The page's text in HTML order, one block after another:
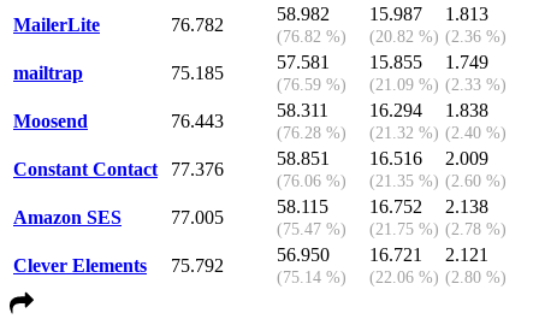
MailerLite 76.782
58.982
(76.82 %)
15.987
(20.82 %)
1.813
(2.36 %)
mailtrap 75.185
57.581
(76.59 %)
15.855
(21.09 %)
1.749
(2.33 %)
Moosend 76.443
58.311
(76.28 %)
16.294
(21.32 %)
1.838
(2.40 %)
Constant Contact 77.376
58.851
(76.06 %)
16.516
(21.35 %)
2.009
(2.60 %)
Amazon SES 77.005
58.115
(75.47 %)
16.752
(21.75 %)
2.138
(2.78 %)
Clever Elements 75.792
56.950
(75.14 %)
16.721
(22.06 %)
2.121
(2.80 %)